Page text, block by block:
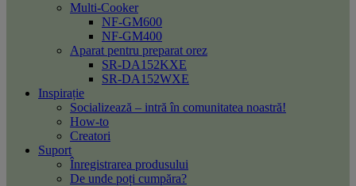
Multi-Cooker
NF-GM600
NF-GM400
Aparat pentru preparat orez
SR-DA152KXE
SR-DA152WXE
Inspirație
Socializează – intră în comunitatea noastră!
How-to
Creatori
Suport
Înregistrarea produsului
De unde poți cumpăra?